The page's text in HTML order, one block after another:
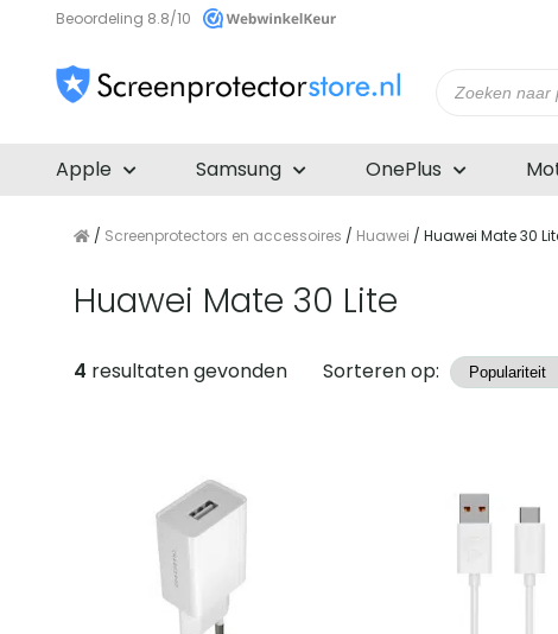
Beoordeling 8.8/10
zoeken
Apple Samsung OnePlus
/ Screenprotectors en accessoires / Huawei / Huawei Mate 30
Huawei Mate 30 Lite
Producten
4 resultaten gevonden Sorteren op: